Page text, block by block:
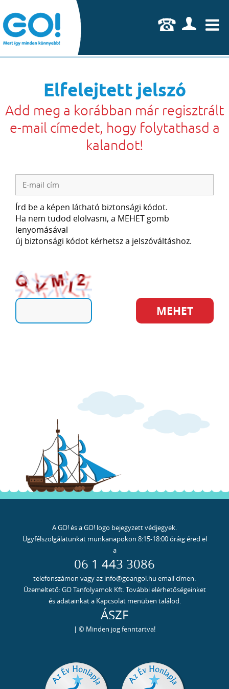
U
Elfelejtett jelszó
Add meg a korábban már regisztrált
e-mail címedet, hogy folytathasd a
kalandot!
Írd be a képen látható biztonsági kódot.
Ha nem tudod elolvasni, a MEHET gomb
lenyomásával
új biztonsági kódot kérhetsz a jelszóváltáshoz.
A GO! és a GO! logo bejegyzett védjegyek.
Ügyfélszolgálatunkat munkanapokon 8:15-18:00 óráig éred el
a
06 1 443 3086
telefonszámon vagy az info@goangol.hu email címen.
Üzemeltető: GO Tanfolyamok Kft. További elérhetőségeinket
és adatainkat a Kapcsolat menüben találod.
ÁSZF
| © Minden jog fenntartva!